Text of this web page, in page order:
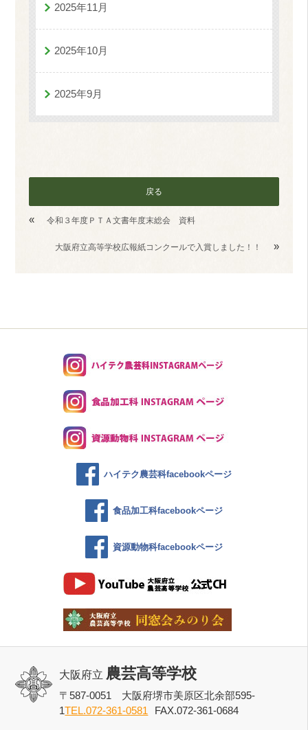
2025年11月
2025年10月
2025年9月
戻る
« 令和３年度ＰＴＡ文書年度末総会 資料
大阪府立高等学校広報紙コンクールで入賞しました！！ »
ハイテク農芸科facebookページ
食品加工科facebookページ
資源動物科facebookページ
大阪府立 農芸高等学校
〒587-0051 大阪府堺市美原区北余部595-
1TEL.072-361-0581 FAX.072-361-0684